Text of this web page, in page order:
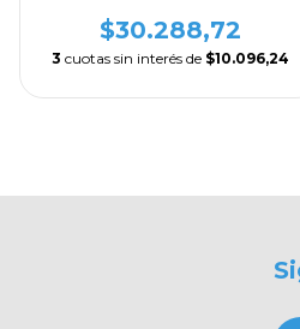
$30.288,72
3 cuotas sin interés de $10.096,24